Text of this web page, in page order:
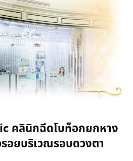
คลินิกฉีดโบท็อกยกหาง
อยบริเวณรอบดวงตา